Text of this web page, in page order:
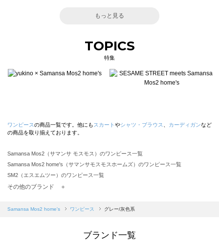
もっと見る
TOPICS
特集
ワンピースの商品一覧です。他にも スカート やシャツ・ブラウス カーディガンなど
の商品を取り揃えております。
Samansa Mos2（サマンサ モスモス）のワンピース一覧
Samansa Mos2 home's（サマンサモスモスホームズ）のワンピース一覧
SM2（エスエムツー）のワンピース一覧
TSUHARU by Samansa Mos2（ツハルバイサマンサモスモス）のワンピース一覧
Samansa Mos2 blue（サマンサモスモス ブルー）のワンピース一覧
sō4ū（ソウフォーユー）のワンピース一覧
その他のブランド ＋
Samansa Mos2 home's ワンピース グレー/灰色系
ブランド一覧